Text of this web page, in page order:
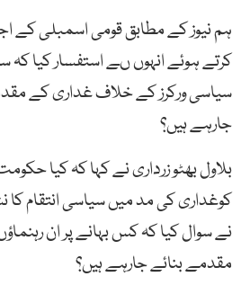
ہم نیوز کے مطابق قومی اسمبلی
کرتے ہوئے انہوں ںے استفسار کیا کہ
سیاسی ورکرز کے خلاف غداری کے
جارہے ہیں؟
بلاول بھٹو زرداری نے کہا کہ کیا
کوغداری کی مد میں سیاسی انتقام کا
نے سوال کیا کہ کس بہانے پر ان
مقدمے بنائے جارہے ہیں؟